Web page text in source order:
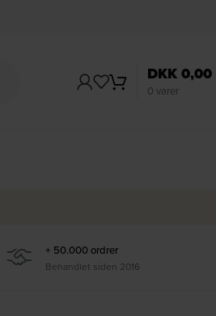
0 varer
DKK0,00
+ 50.000 ordrer
Behandlet siden 2016